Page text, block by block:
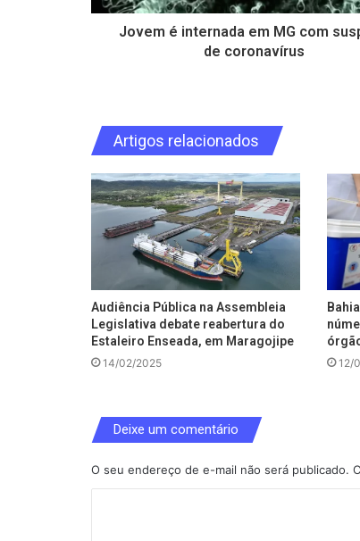
Jovem é internada em MG com
de coronavírus
Artigos relacionados
Audiência Pública na Assembleia
Legislativa debate reabertura do
Estaleiro Enseada, em Maragojipe
14/02/2025 12/
Deixe um comentário
O seu endereço de e-mail não será publicado.